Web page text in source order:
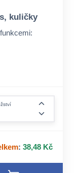
kuličky
a funkcemi:
: 38,48 Kč